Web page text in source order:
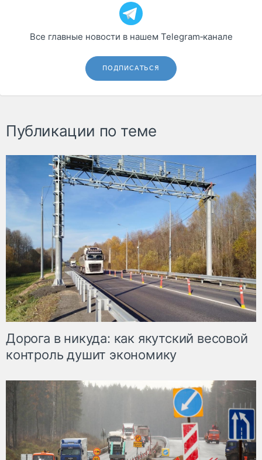
Все главные новости в нашем Telegram‑канале
ПОДПИСАТЬСЯ
Публикации по теме
Дорога в никуда: как якутский весовой
контроль душит экономику